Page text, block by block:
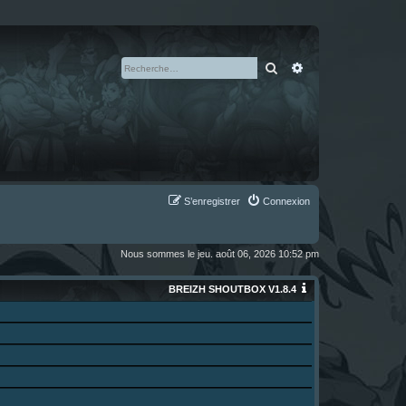
Rechercher
Connexion
S’enregistrer
Nous sommes le jeu. août 06, 2026 10:52 pm
BREIZH SHOUTBOX V1.8.4